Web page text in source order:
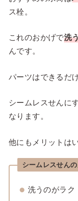
ス栓。
これのおかげで洗
んです。
パーツはできるだ
シームレスせんに
なります。
他にもメリットは
シームレスせんの
洗うのがラク